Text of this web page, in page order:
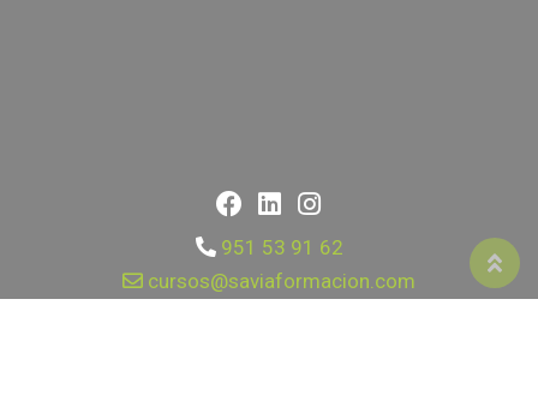
951 53 91 62
cursos@saviaformacion.com